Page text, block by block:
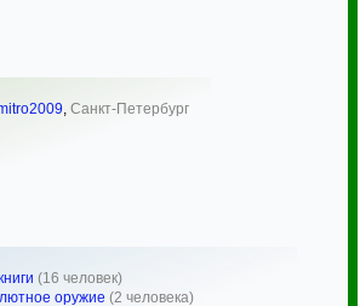
, Санкт-Петербург
(16 человек)
оружие (2 человека)